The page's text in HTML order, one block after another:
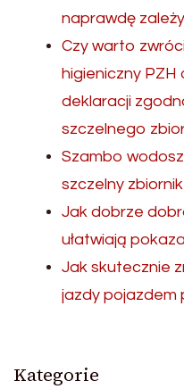
naprawdę
Czy warto
higieniczny
deklaracji
szczelnego
Szambo
szczelny
Jak dobrze
ułatwiają
Jak skutecznie
jazdy pojazdem
Kategorie